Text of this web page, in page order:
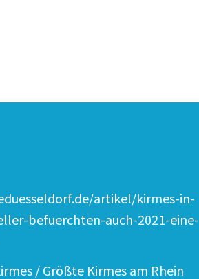
artikel/kirmes-in-
befuerchten-auch-2021-eine-
/ Größte Kirmes am Rhein